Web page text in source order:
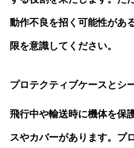
動作不良を招く可能性があ
限を意識してください。
プロテクティブケースとシ
飛行中や輸送時に機体を保
スやカバーがあります。プ